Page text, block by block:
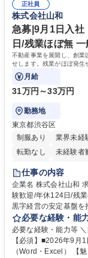
道路施設や道路工事現
へ配属。※業務内容変更の範囲
ープ】総合職（事務
部門など多岐に渡る業
事業の他、新宿駅西口
イン」の管理運営を行
います。 学歴・資格 学歴：大学院 大学 高専 短大 専修学校 高校 語学力：
資格：
正社員
株式会社山和
急募|9月1日入社
日/残業ほぼ無
不動産事業を展開し、創業
せします。残業がほぼ発生
い方にお勧めの環境です！
月給
31万円～33万円
勤務地
東京都渋谷区
制服あり
業界未経
転勤なし
未経験者
育休あり
完全週休
仕事の内容
企業名 株式会社山和 求人名 ◆急募｜9月1日入社◆【渋谷/一般事務】未経
験歓迎/年休124日/残業ほぼ無 仕事の内容 不動産事業
黒字経営の安定基盤を
がほぼ発生せず、連続
方にお勧めの環境です！ 入社後はOJTを通じて丁寧に研修を行
で、事務未経験の方
話・来客対応 ■物件
必要な経験・能
必要な経験・能力等
【必須】■2026年9月
（Word・Excel） 【魅力】 ■創業以来黒字の安定した経営基盤で長期的に